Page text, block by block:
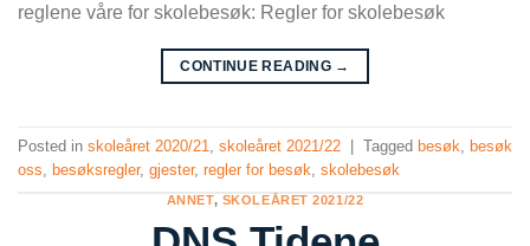
reglene våre for skolebesøk: Regler for skolebesøk
CONTINUE READING →
Posted in skoleåret 2020/21, skoleåret 2021/22 Tagged besøk, besøk
oss, besøksregler, gjester, regler for besøk, skolebesøk
ANNET, SKOLEÅRET 2021/22